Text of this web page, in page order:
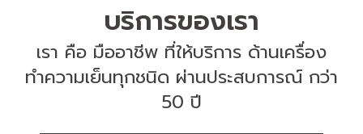
บริการของเรา
เรา คือ มืออาชีพ ที่ให้บริการ ด้านเครื่อง
ทำความเย็นทุกชนิด ผ่านประสบการณ์ กว่า
50 ปี